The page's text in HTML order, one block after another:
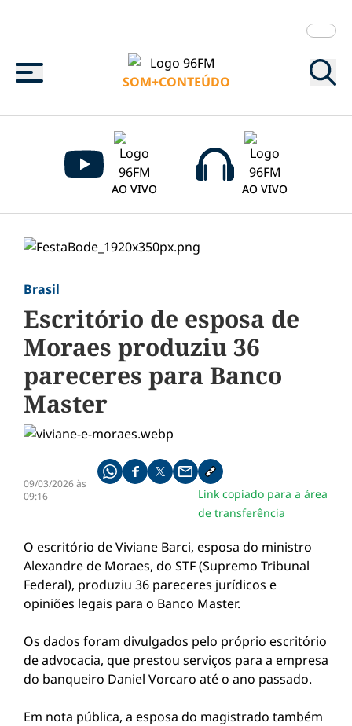
Menu
SOM+CONTEÚDO
AO VIVO AO VIVO
Brasil
Escritório de esposa de
Moraes produziu 36
pareceres para Banco
Master
09/03/2026 às
09:16
Compartilhe pelo whatsapp
Compartilhar no facebook
Compartilhar no twitter
Compartilhe pelo email
Copiar link da notícia
Link copiado para a área
de transferência
O escritório de Viviane Barci, esposa do ministro
Alexandre de Moraes, do STF (Supremo Tribunal
Federal), produziu 36 pareceres jurídicos e
opiniões legais para o Banco Master.
Os dados foram divulgados pelo próprio escritório
de advocacia, que prestou serviços para a empresa
do banqueiro Daniel Vorcaro até o ano passado.
Em nota pública, a esposa do magistrado também